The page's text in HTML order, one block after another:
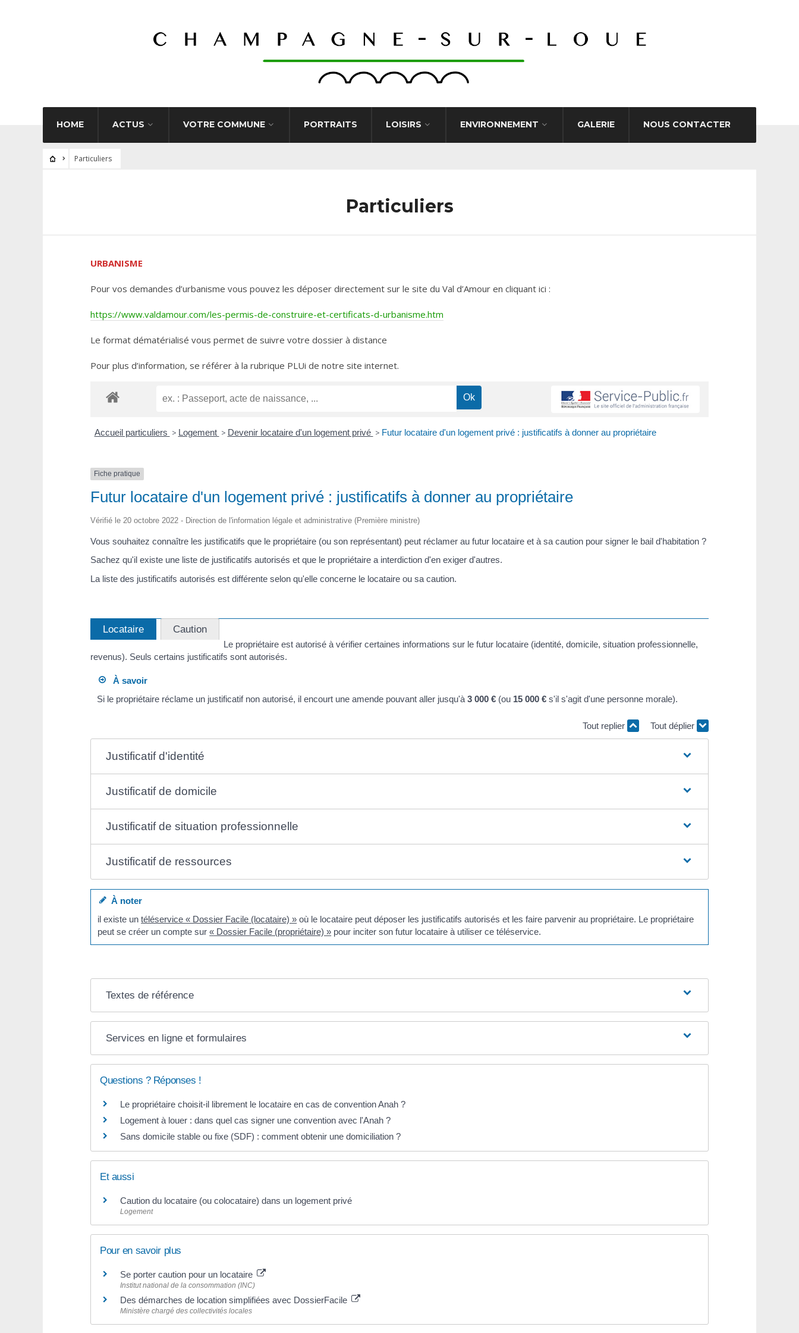
HOME ACTUS VOTRE COMMUNE PORTRAITS LOISIRS ENVIRONNEMENT GALERIE NOUS CONTACTER
Particuliers
Particuliers
URBANISME
Pour vos demandes d’urbanisme vous pouvez les déposer directement sur le site du Val d’Amour en cliquant ici :
https://www.valdamour.com/les-permis-de-construire-et-certificats-d-urbanisme.htm
Le format dématérialisé vous permet de suivre votre dossier à distance
Pour plus d’information, se référer à la rubrique PLUi de notre site internet.
Accueil particuliers > Logement > Devenir locataire d'un logement privé > Futur locataire d'un logement privé : justificatifs à donner au propriétaire
Fiche pratique
Futur locataire d'un logement privé : justificatifs à donner au propriétaire
Vérifié le 20 octobre 2022 - Direction de l'information légale et administrative (Première ministre)
Vous souhaitez connaître les justificatifs que le propriétaire (ou son représentant) peut réclamer au futur locataire et à sa caution pour signer le bail d'habitation ?
Sachez qu'il existe une liste de justificatifs autorisés et que le propriétaire a interdiction d'en exiger d'autres.
La liste des justificatifs autorisés est différente selon qu'elle concerne le locataire ou sa caution.
Locataire Caution
Le propriétaire est autorisé à vérifier certaines informations sur le futur locataire (identité, domicile, situation professionnelle,
revenus). Seuls certains justificatifs sont autorisés.
À savoir
Si le propriétaire réclame un justificatif non autorisé, il encourt une amende pouvant aller jusqu'à3 000 € (ou 15 000 € s'il s'agit d'une personne morale).
Tout replier Tout déplier
Justificatif d'identité
Justificatif de domicile
Justificatif de situation professionnelle
Justificatif de ressources
À noter
il existe untéléservice « Dossier Facile (locataire) » où le locataire peut déposer les justificatifs autorisés et les faire parvenir au propriétaire. Le propriétaire
peut se créer un compte sur« Dossier Facile (propriétaire) » pour inciter son futur locataire à utiliser ce téléservice.
Textes de référence
Services en ligne et formulaires
Questions ? Réponses !
Le propriétaire choisit-il librement le locataire en cas de convention Anah ?
Logement à louer : dans quel cas signer une convention avec l'Anah ?
Sans domicile stable ou fixe (SDF) : comment obtenir une domiciliation ?
Et aussi
Caution du locataire (ou colocataire) dans un logement privé
Logement
Pour en savoir plus
Se porter caution pour un locataire
Institut national de la consommation (INC)
Des démarches de location simplifiées avec DossierFacile
Ministère chargé des collectivités locales